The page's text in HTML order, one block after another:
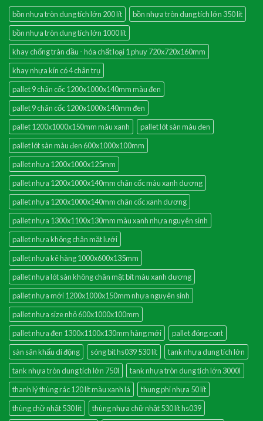
bồn nhựa tròn dung tích lớn 200 lít
bồn nhựa tròn dung tích lớn 350 lít
bồn nhựa tròn dung tích lớn 1000 lít
khay chống tràn dầu - hóa chất loại 1 phuy 720x720x160mm
khay nhựa kín có 4 chân trụ
pallet 9 chân cốc 1200x1000x140mm màu đen
pallet 9 chân cốc 1200x1000x140mm đen
pallet 1200x1000x150mm màu xanh
pallet lót sàn màu đen
pallet lót sàn màu đen 600x1000x100mm
pallet nhựa 1200x1000x125mm
pallet nhựa 1200x1000x140mm chân cốc màu xanh dương
pallet nhựa 1200x1000x140mm chân cốc xanh dương
pallet nhựa 1300x1100x130mm màu xanh nhựa nguyên sinh
pallet nhựa không chân mặt lưới
pallet nhựa kê hàng 1000x600x135mm
pallet nhựa lót sàn không chân mặt bít màu xanh dương
pallet nhựa mới 1200x1000x150mm nhựa nguyên sinh
pallet nhựa size nhỏ 600x1000x100mm
pallet nhựa đen 1300x1100x130mm hàng mới
pallet đóng cont
sàn sân khấu di động
sóng bít hs039 530 lít
tank nhựa dung tích lớn
tank nhựa tròn dung tích lớn 750l
tank nhựa tròn dung tích lớn 3000l
thanh lý thùng rác 120 lít màu xanh lá
thung phi nhựa 50 lít
thùng chữ nhật 530 lít
thùng nhựa chữ nhật 530 lít hs039